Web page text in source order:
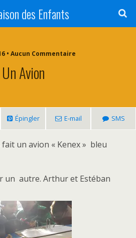
des Enfants
• Aucun Commentaire
Un Avion
Épingler E-mail SMS
un avion « Kenex » bleu
un autre. Arthur et Estéban